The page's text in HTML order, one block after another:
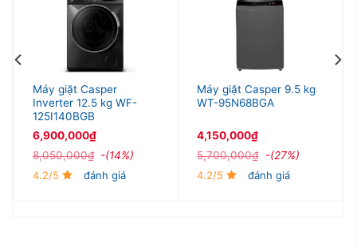
tốc độ quay nhanh, loại bỏ hiệu quả các vết bẩn
cứng đầu.
Máy giặt Casper
Inverter 12.5 kg WF-
125I140BGB
6,900,000₫
8,050,000₫ -(14%)
4.2/5
đánh giá
Máy giặt Casper 9.5 kg
WT-95N68BGA
4,150,000₫
5,700,000₫ -(27%)
4.2/5
đánh giá